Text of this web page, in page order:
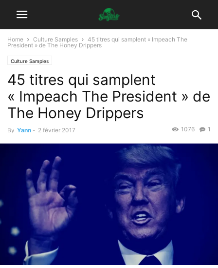
Home Culture Samples
45 titres qui samplent « Impeach The
President » de The Honey Drippers
Culture Samples
45 titres qui samplent
« Impeach The President » de
The Honey Drippers
By Yann - 2 février 2017 1
1076